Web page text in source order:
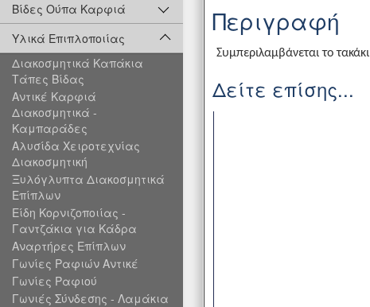
Βίδες Ούπα Καρφιά
Υλικά Επιπλοποιίας
Διακοσμητικά Καπάκια
Τάπες Βίδας
Αντικέ Καρφιά
Διακοσμητικά -
Καμπαράδες
Αλυσίδα Χειροτεχνίας
Διακοσμητική
Ξυλόγλυπτα Διακοσμητικά
Επίπλων
Είδη Κορνιζοποιίας -
Γαντζάκια για Κάδρα
Αναρτήρες Επίπλων
Γωνίες Ραφιών Αντικέ
Γωνίες Ραφιού
Γωνιές Σύνδεσης - Λαμάκια
Περιγραφή
Συμπεριλαμβάνεται το τακάκι
Δείτε επίσης...